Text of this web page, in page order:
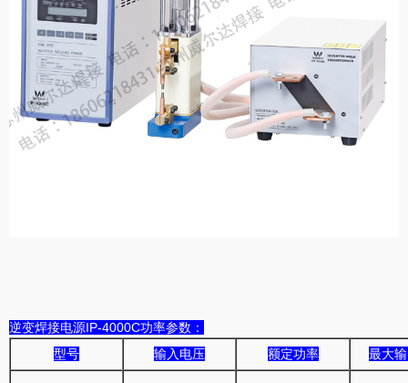
逆变焊接电源IP-4000C功率参数：
型号
输入电压 额定功率 最大